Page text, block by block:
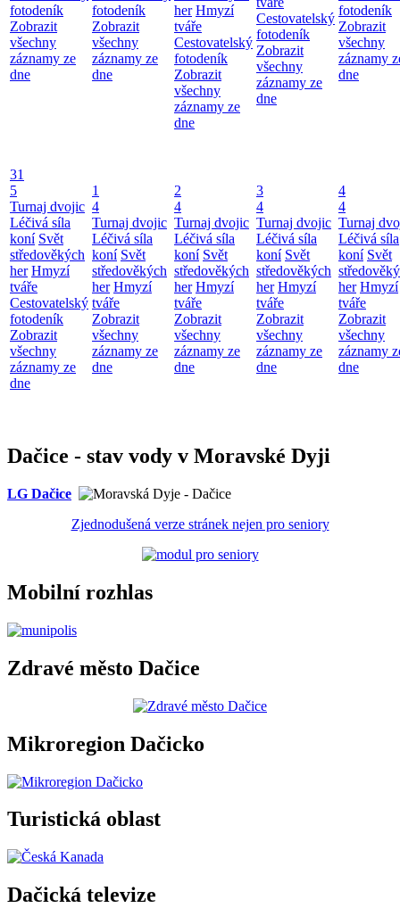
fotodeník
Zobrazit
všechny
záznamy ze
dne
fotodeník
Zobrazit
všechny
záznamy ze
dne
her Hmyzí
tváře
Cestovatelský
fotodeník
Zobrazit
všechny
záznamy ze
dne
Cestovatelský
fotodeník
Zobrazit
všechny
záznamy ze
dne
fotodeník
Zobrazit
všechny
záznamy
dne
31
5
Turnaj dvojic
Léčivá síla
koní Svět
středověkých
her Hmyzí
tváře
Cestovatelský
fotodeník
Zobrazit
všechny
záznamy ze
dne
1
4
Turnaj dvojic
Léčivá síla
koní Svět
středověkých
her Hmyzí
tváře
Zobrazit
všechny
záznamy ze
dne
2
4
Turnaj dvojic
Léčivá síla
koní Svět
středověkých
her Hmyzí
tváře
Zobrazit
všechny
záznamy ze
dne
3
4
Turnaj dvojic
Léčivá síla
koní Svět
středověkých
her Hmyzí
tváře
Zobrazit
všechny
záznamy ze
dne
4
4
Turnaj
Léčivá síla
koní Svět
her Hmyzí
tváře
Zobrazit
všechny
záznamy
dne
Dačice - stav vody v Moravské Dyji
LG Dačice
Zjednodušená verze stránek nejen pro seniory
Mobilní rozhlas
Zdravé město Dačice
Mikroregion Dačicko
Turistická oblast
Dačická televize